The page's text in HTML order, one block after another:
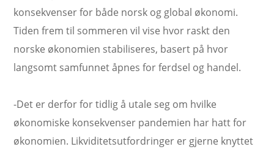
konsekvenser for både norsk og global økonomi.
Tiden frem til sommeren vil vise hvor raskt den
norske økonomien stabiliseres, basert på hvor
langsomt samfunnet åpnes for ferdsel og handel.
-Det er derfor for tidlig å utale seg om hvilke
økonomiske konsekvenser pandemien har hatt for
økonomien. Likviditetsutfordringer er gjerne knyttet